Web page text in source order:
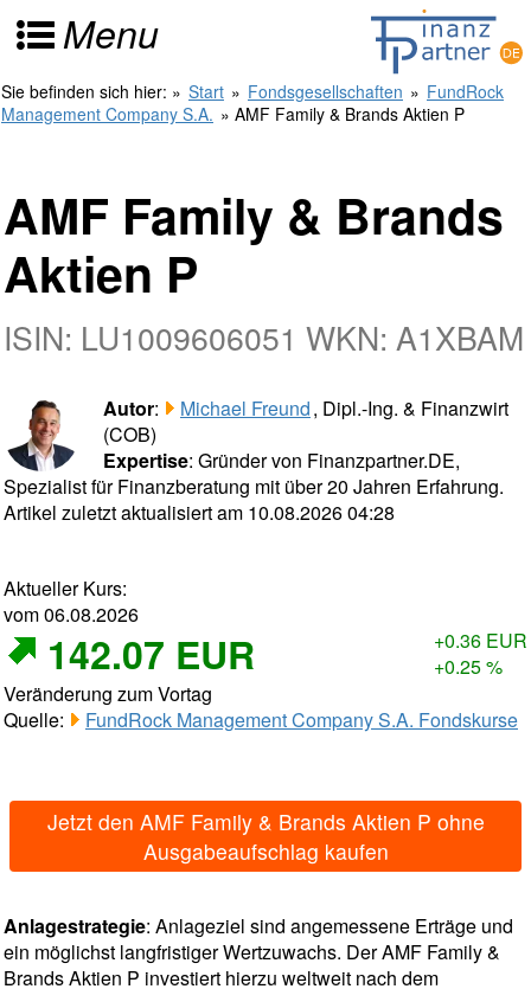
Menu
Sie befinden sich hier: » Start » Fondsgesellschaften » FundRock
Management Company S.A. » AMF Family & Brands Aktien P
AMF Family & Brands
Aktien P
ISIN: LU1009606051 WKN: A1XBAM
Autor: Michael Freund, Dipl.-Ing. & Finanzwirt
(COB)
Expertise: Gründer von Finanzpartner.DE,
Spezialist für Finanzberatung mit über 20 Jahren Erfahrung.
Artikel zuletzt aktualisiert am 10.08.2026 04:28
Aktueller Kurs:
vom 06.08.2026
142.07 EUR
+0.36 EUR
+0.25 %
Veränderung zum Vortag
Quelle:
FundRock Management Company S.A. Fondskurse
Jetzt den AMF Family & Brands Aktien P ohne
Ausgabeaufschlag kaufen
Anlagestrategie: Anlageziel sind angemessene Erträge und
ein möglichst langfristiger Wertzuwachs. Der AMF Family &
Brands Aktien P investiert hierzu weltweit nach dem